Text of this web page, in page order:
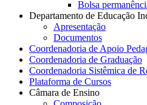
Bolsa
Departamento de Educação
Apresentação
Documentos
Coordenadoria de Apoio
Coordenadoria de Graduação
Coordenadoria Sistêmica de
Plataforma de Cursos
Câmara de Ensino